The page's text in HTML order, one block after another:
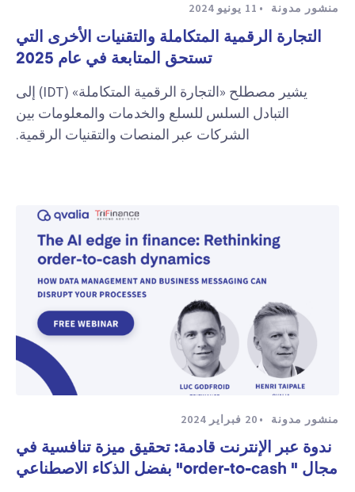
منشور مدونة 11 يونيو 2024
التجارة الرقمية المتكاملة والتقنيات الأخرى التي
تستحق المتابعة في عام 2025
يشير مصطلح «التجارة الرقمية المتكاملة» (IDT) إلى
التبادل السلس للسلع والخدمات والمعلومات بين
الشركات عبر المنصات والتقنيات الرقمية.
منشور مدونة 20 فبراير 2024
ندوة عبر الإنترنت قادمة: تحقيق ميزة تنافسية في
مجال " order-to-cash" بفضل الذكاء الاصطناعي